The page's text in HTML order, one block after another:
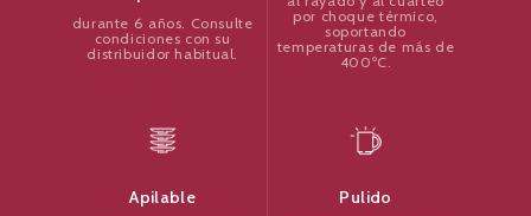
durante 6 años. Consulte
condiciones con su
distribuidor habitual.
por choque térmico,
soportando
temperaturas de más de
400ºC.
Apilable Pulido